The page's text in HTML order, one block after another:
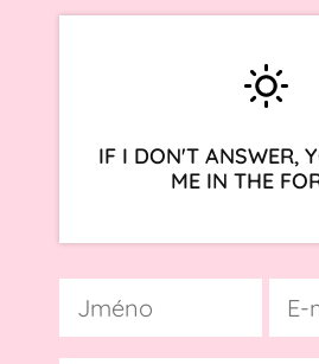
IF I DON'T ANSWER,
ME IN THE